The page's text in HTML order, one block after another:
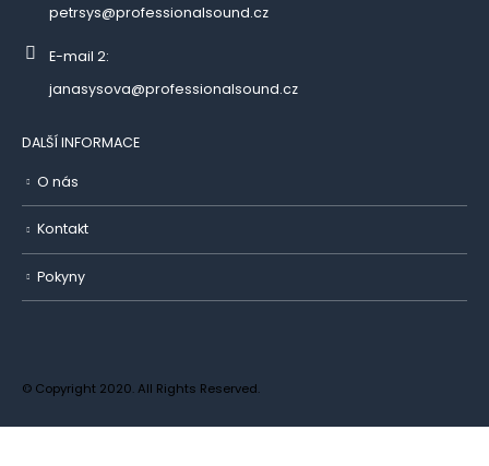
petrsys@professionalsound.cz
E-mail 2:
janasysova@professionalsound.cz
DALŠÍ INFORMACE
O nás
Kontakt
Pokyny
© Copyright 2020. All Rights Reserved.